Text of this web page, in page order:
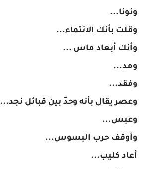
ونونا...
وقلت بأنك الانتماء...
وأنك أبعاد ماس ...
ومد...
وفقد...
وعصر يقال بأنه وحدّ بين قبائل نجد...
وعبس...
وأوقف حرب البسوس...
أعاد كليب...